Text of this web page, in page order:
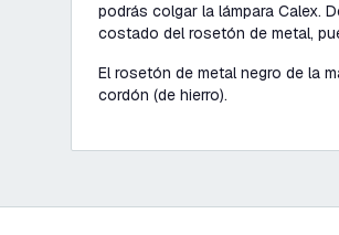
podrás colgar la lámpara Calex.
costado del rosetón de metal,
El rosetón de metal negro de la
cordón (de hierro).